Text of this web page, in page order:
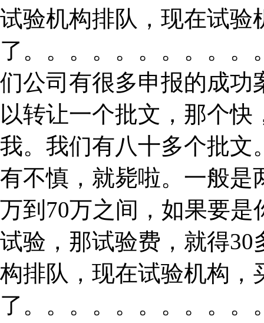
试验机构排队，现在试验
了。。。。。。。。。
们公司有很多申报的成功
以转让一个批文，那个
我。我们有八十多个批文
有不慎，就毙啦。一般是
万到70万之间，如果要
试验，那试验费，就得
构排队，现在试验机构，
了。。。。。。。。。